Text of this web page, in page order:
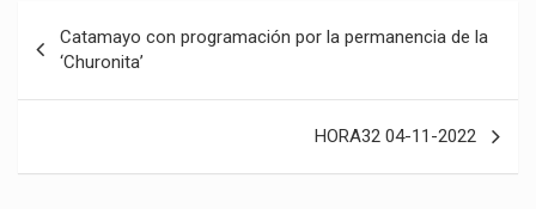
de
entradas
Catamayo con programación por la permanencia de la
‘Churonita’
HORA32 04-11-2022